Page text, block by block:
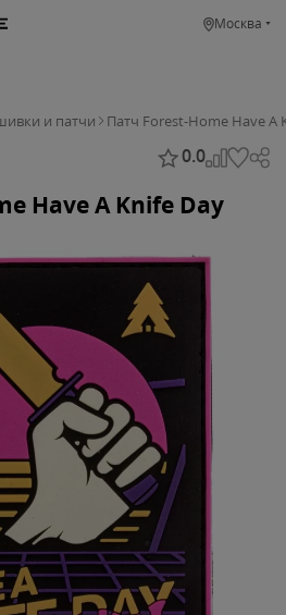
Москва
и патчи Патч Forest-Home Have A
0.0
Have A Knife Day